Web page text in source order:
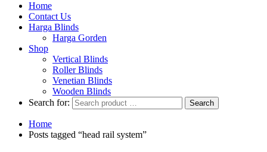
Home
Contact Us
Harga Blinds
Harga Gorden
Shop
Vertical Blinds
Roller Blinds
Venetian Blinds
Wooden Blinds
Search for:
Home
Posts tagged “head rail system”